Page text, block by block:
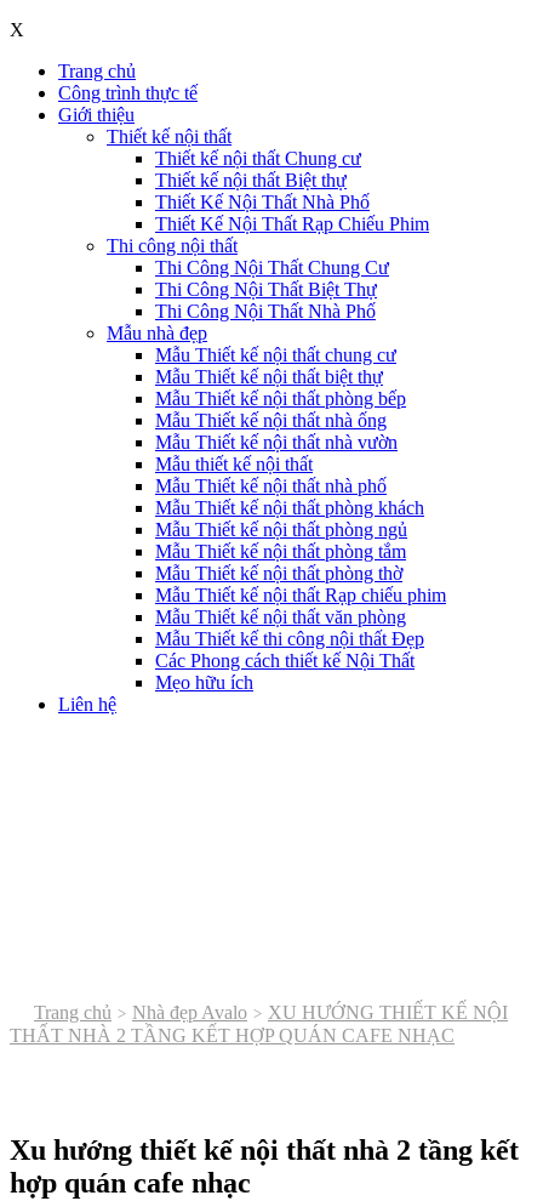
X
Trang chủ
Công trình thực tế
Giới thiệu
Thiết kế nội thất
Thiết kế nội thất Chung cư
Thiết kế nội thất Biệt thự
Thiết Kế Nội Thất Nhà Phố
Thiết Kế Nội Thất Rạp Chiếu Phim
Thi công nội thất
Thi Công Nội Thất Chung Cư
Thi Công Nội Thất Biệt Thự
Thi Công Nội Thất Nhà Phố
Mẫu nhà đẹp
Mẫu Thiết kế nội thất chung cư
Mẫu Thiết kế nội thất biệt thự
Mẫu Thiết kế nội thất phòng bếp
Mẫu Thiết kế nội thất nhà ống
Mẫu Thiết kế nội thất nhà vườn
Mẫu thiết kế nội thất
Mẫu Thiết kế nội thất nhà phố
Mẫu Thiết kế nội thất phòng khách
Mẫu Thiết kế nội thất phòng ngủ
Mẫu Thiết kế nội thất phòng tắm
Mẫu Thiết kế nội thất phòng thờ
Mẫu Thiết kế nội thất Rạp chiếu phim
Mẫu Thiết kế nội thất văn phòng
Mẫu Thiết kế thi công nội thất Đẹp
Các Phong cách thiết kế Nội Thất
Mẹo hữu ích
Liên hệ
Trang chủ Nhà đẹp Avalo
XU HƯỚNG THIẾT KẾ NỘI
THẤT NHÀ 2 TẦNG KẾT HỢP QUÁN CAFE NHẠC
Xu hướng thiết kế nội thất nhà 2 tầng kết
hợp quán cafe nhạc